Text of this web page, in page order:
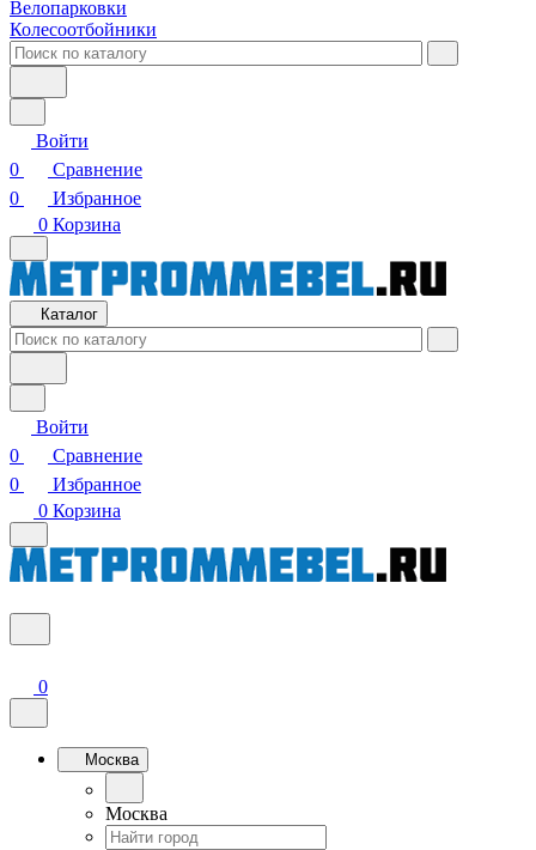
Велопарковки
Колесоотбойники
Войти
0
Сравнение
0
Избранное
0 Корзина
Каталог
Войти
0
Сравнение
0
Избранное
0 Корзина
0
Москва
Москва